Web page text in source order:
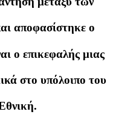
αποφασίστηκε ο
ο επικεφαλής μιας
στο υπόλοιπο του